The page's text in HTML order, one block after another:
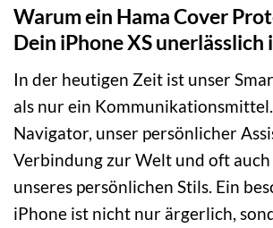
Warum ein Hama Cover
Dein iPhone XS unerlässlich
In der heutigen Zeit ist unser
als nur ein
Navigator, unser persönlicher
Verbindung zur Welt und oft
unseres persönlichen Stils. Ein
iPhone ist nicht nur ärgerlich,